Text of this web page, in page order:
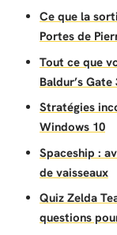
Ce que la
Portes de
Tout ce que
Baldur’s Gate
Stratégies
Windows 10
Spaceship :
de vaisseaux
Quiz Zelda
questions